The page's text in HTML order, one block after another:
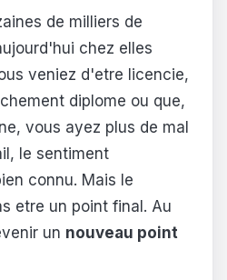
de milliers de
chez elles
veniez d'etre licencie,
diplome ou que,
vous ayez plus de mal
le sentiment
connu. Mais le
etre un point final. Au
un nouveau point